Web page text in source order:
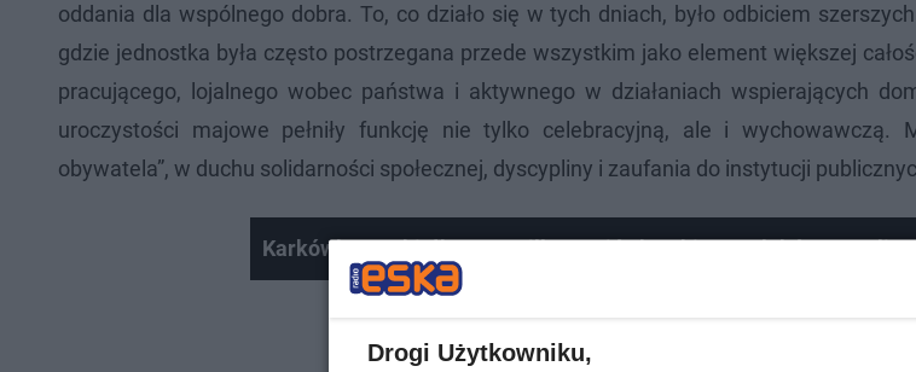
oddania dla wspólnego dobra. To, co działo się w tych dniach, było odbiciem
gdzie jednostka była często postrzegana przede wszystkim jako element większej
pracującego, lojalnego wobec państwa i aktywnego w działaniach wspierających
uroczystości majowe pełniły funkcję nie tylko celebracyjną, ale i wychowawczą.
obywatela”, w duchu solidarności społecznej, dyscypliny i zaufania do instytucji
Karkówka czy kiełbasa z grilla? Majówka okiem Polaków
Drogi Użytkowniku,